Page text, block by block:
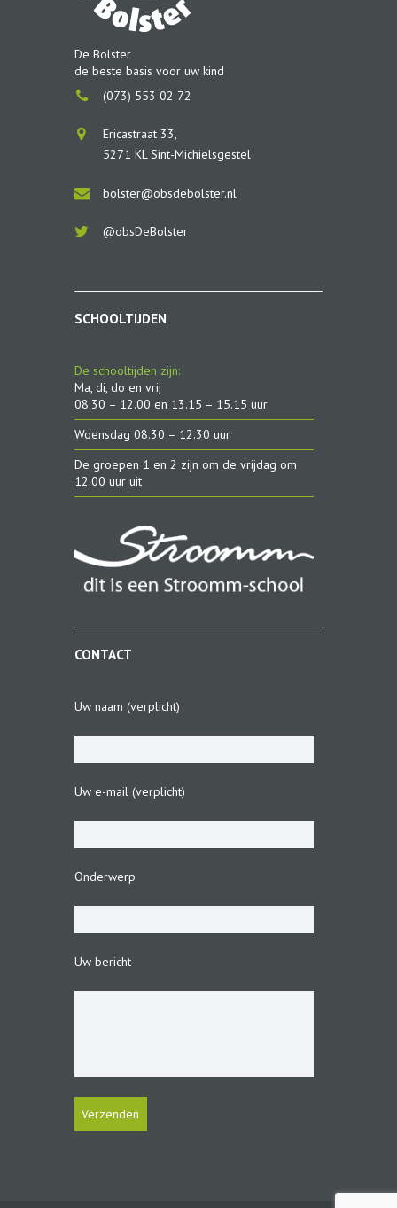
De Bolster
de beste basis voor uw kind
(073) 553 02 72
Ericastraat 33,
5271 KL Sint-Michielsgestel
bolster@obsdebolster.nl
@obsDeBolster
SCHOOLTIJDEN
De schooltijden zijn:
Ma, di, do en vrij
08.30 – 12.00 en 13.15 – 15.15 uur
Woensdag 08.30 – 12.30 uur
De groepen 1 en 2 zijn om de vrijdag om
12.00 uur uit
CONTACT
Uw naam (verplicht)
Uw e-mail (verplicht)
Onderwerp
Uw bericht